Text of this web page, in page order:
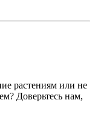
растениям или не
Доверьтесь нам,